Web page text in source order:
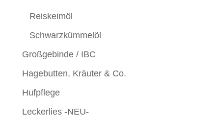
Reiskeimöl
Schwarzkümmelöl
Großgebinde / IBC
Hagebutten, Kräuter & Co.
Hufpflege
Leckerlies -NEU-